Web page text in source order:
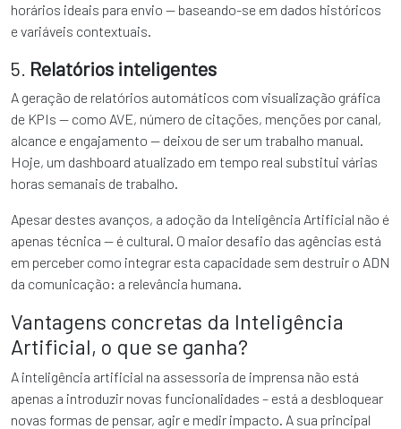
horários ideais para envio — baseando-se em dados históricos
e variáveis contextuais.
5. Relatórios inteligentes
A geração de relatórios automáticos com visualização gráfica
de KPIs — como AVE, número de citações, menções por canal,
alcance e engajamento — deixou de ser um trabalho manual.
Hoje, um dashboard atualizado em tempo real substitui várias
horas semanais de trabalho.
Apesar destes avanços, a adoção da Inteligência Artificial não é
apenas técnica — é cultural. O maior desafio das agências está
em perceber como integrar esta capacidade sem destruir o ADN
da comunicação: a relevância humana.
Vantagens concretas da Inteligência
Artificial, o que se ganha?
A inteligência artificial na assessoria de imprensa não está
apenas a introduzir novas funcionalidades – está a desbloquear
novas formas de pensar, agir e medir impacto. A sua principal